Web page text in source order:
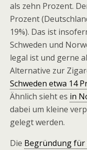
als zehn Prozent.
Prozent
19%). Das ist
Schweden und
legal ist und gerne
Alternative zur
Schweden etwa 14
Ähnlich sieht es in
dabei um kleine
gelegt werden.
Die Begründung für